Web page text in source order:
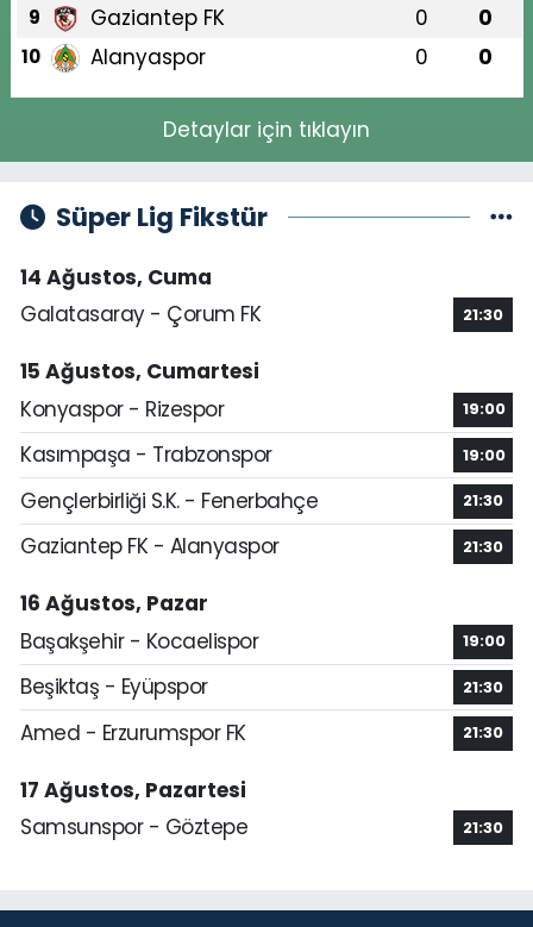
9 Gaziantep FK 0 0
10 Alanyaspor 0 0
Detaylar için tıklayın
Süper Lig Fikstür
14 Ağustos, Cuma
Galatasaray - Çorum FK
21:30
15 Ağustos, Cumartesi
Konyaspor - Rizespor
19:00
Kasımpaşa - Trabzonspor 19:00
Gençlerbirliği S.K. - Fenerbahçe 21:30
Gaziantep FK - Alanyaspor 21:30
16 Ağustos, Pazar
Başakşehir - Kocaelispor
19:00
Beşiktaş - Eyüpspor 21:30
Amed - Erzurumspor FK 21:30
17 Ağustos, Pazartesi
Samsunspor - Göztepe
21:30